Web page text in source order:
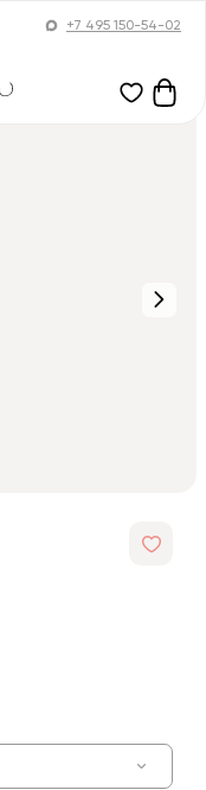
+7 495 150-54-02